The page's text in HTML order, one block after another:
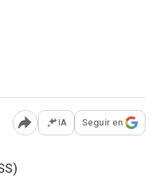
Abrir opciones para
IA Seguir en